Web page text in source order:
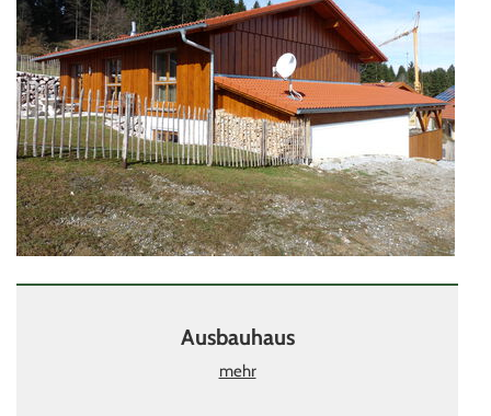
Ausbauhaus
mehr